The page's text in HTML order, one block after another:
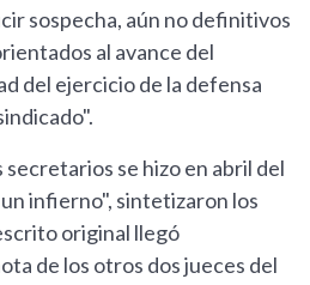
sospecha, aún no definitivos
al avance del
del ejercicio de la defensa
secretarios se hizo en abril del
infierno", sintetizaron los
original llegó
de los otros dos jueces del